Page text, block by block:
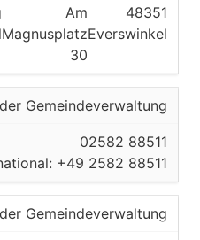
Am
Magnusplatz
30
48351
Everswinkel
Gemeindeverwaltung
02582 88511
+49 2582 88511
Gemeindeverwaltung